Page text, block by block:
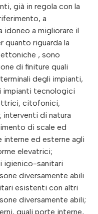
già in regola con la
a
idoneo a migliorare il
quanto riguarda la
, sono
di finiture quali
degli impianti,
impianti tecnologici
citofonici,
interventi di natura
di scale ed
interne ed esterne agli
elevatrici;
igienico-sanitari
diversamente abili
esistenti con altri
diversamente abili;
quali porte interne,